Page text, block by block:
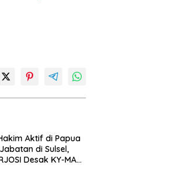
Aktif di Papua
di Sulsel,
Desak KY-MA